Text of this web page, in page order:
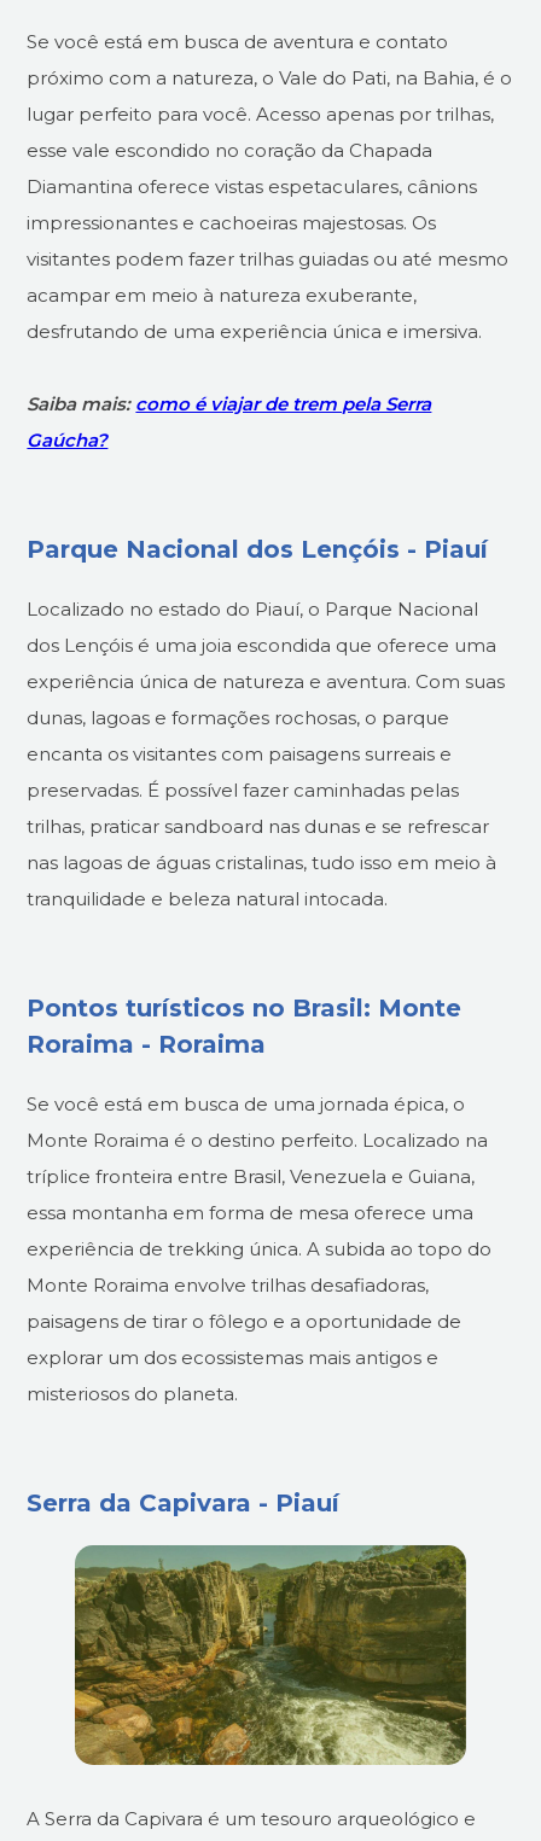
Se você está em busca de aventura e contato
próximo com a natureza, o Vale do Pati, na Bahia, é o
lugar perfeito para você. Acesso apenas por trilhas,
esse vale escondido no coração da Chapada
Diamantina oferece vistas espetaculares, cânions
impressionantes e cachoeiras majestosas. Os
visitantes podem fazer trilhas guiadas ou até mesmo
acampar em meio à natureza exuberante,
desfrutando de uma experiência única e imersiva.
Saiba mais: como é viajar de trem pela Serra
Gaúcha?
Parque Nacional dos Lençóis - Piauí
Localizado no estado do Piauí, o Parque Nacional
dos Lençóis é uma joia escondida que oferece uma
experiência única de natureza e aventura. Com suas
dunas, lagoas e formações rochosas, o parque
encanta os visitantes com paisagens surreais e
preservadas. É possível fazer caminhadas pelas
trilhas, praticar sandboard nas dunas e se refrescar
nas lagoas de águas cristalinas, tudo isso em meio à
tranquilidade e beleza natural intocada.
Pontos turísticos no Brasil: Monte
Roraima - Roraima
Se você está em busca de uma jornada épica, o
Monte Roraima é o destino perfeito. Localizado na
tríplice fronteira entre Brasil, Venezuela e Guiana,
essa montanha em forma de mesa oferece uma
experiência de trekking única. A subida ao topo do
Monte Roraima envolve trilhas desafiadoras,
paisagens de tirar o fôlego e a oportunidade de
explorar um dos ecossistemas mais antigos e
misteriosos do planeta.
Serra da Capivara - Piauí
A Serra da Capivara é um tesouro arqueológico e